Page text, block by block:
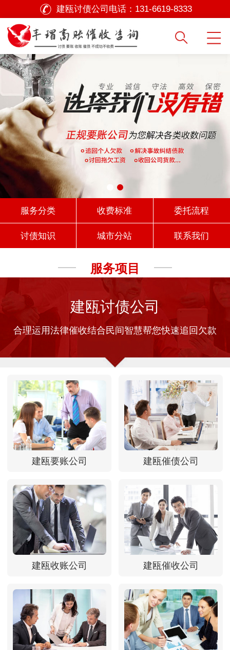
建瓯讨债公司电话： 131-6619-8333
服务分类 收费标准 委托流程
讨债知识 城市分站 联系我们
服务项目
建瓯讨债公司
合理运用法律催收结合民间智慧帮您快速追回欠款
建瓯要账公司 建瓯催债公司
建瓯收账公司 建瓯催收公司